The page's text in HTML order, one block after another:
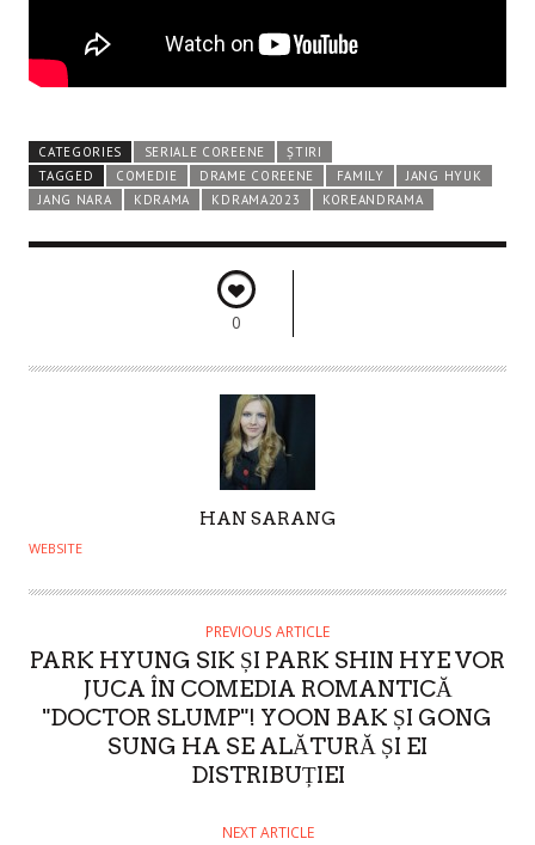
CATEGORIES SERIALE COREENE
ȘTIRI
TAGGED
COMEDIE DRAME COREENE FAMILY
JANG HYUK
JANG NARA
KDRAMA KDRAMA2023 KOREANDRAMA
0
U
H
R
HAN SARANG
WEBSITE
PREVIOUS ARTICLE
PARK HYUNG SIK ȘI PARK SHIN HYE VOR
JUCA ÎN COMEDIA ROMANTICĂ
"DOCTOR SLUMP"! YOON BAK ȘI GONG
SUNG HA SE ALĂTURĂ ȘI EI
DISTRIBUȚIEI
NEXT ARTICLE